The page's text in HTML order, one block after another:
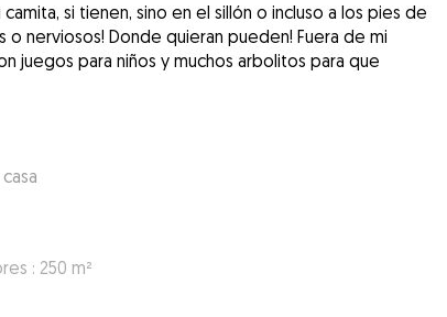
si tienen, sino en el sillón o incluso a los pies de
o nerviosos! Donde quieran pueden! Fuera de mi
juegos para niños y muchos arbolitos para que
: 250 m²